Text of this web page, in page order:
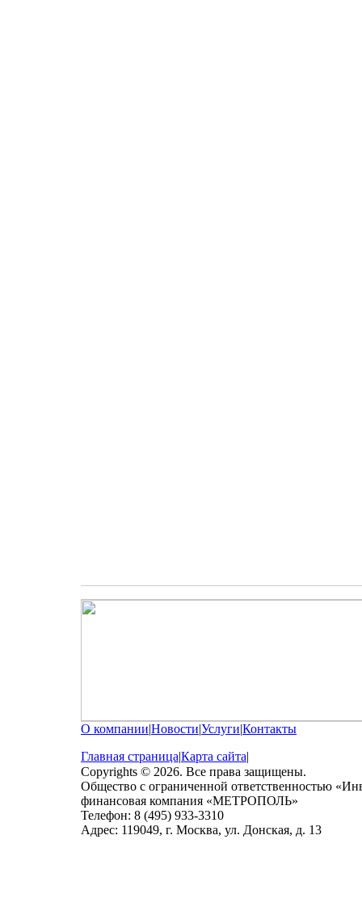
О компании|Новости|Услуги|Контакты
Главная страница|Карта сайта|
Copyrights © 2026. Все права защищены.
Общество с ограниченной ответственностью
финансовая компания «МЕТРОПОЛЬ»
Телефон: 8 (495) 933-3310
Адрес: 119049, г. Москва, ул. Донская, д. 13